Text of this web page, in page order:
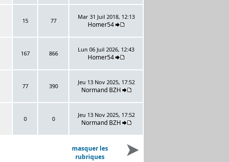
15 77
Mar 31 Juil 2018, 12:13
Homer54
167 866
Lun 06 Juil 2026, 12:43
Homer54
77 390
Jeu 13 Nov 2025, 17:52
Normand BZH
0 0
Jeu 13 Nov 2025, 17:52
Normand BZH
masquer les
rubriques